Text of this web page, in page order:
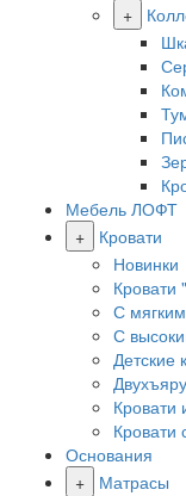
+
Мебель ЛОФТ
+
Кровати
Новинки
Кровати
С
С
Детские
Кровати
Кровати
Основания
+
Матрасы